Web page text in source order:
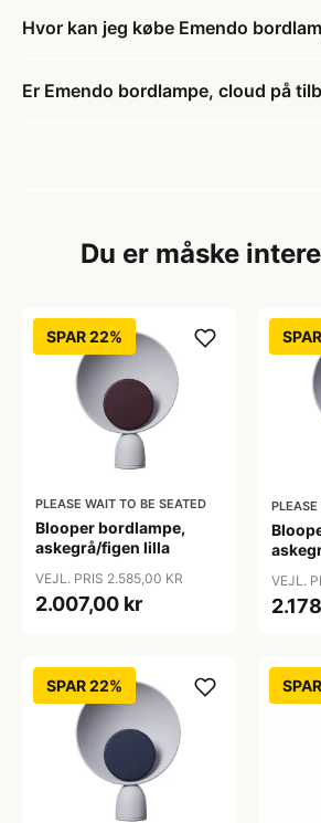
Hvor kan jeg købe Emendo
Er Emendo bordlampe, cloud på
Du er måske
SPAR 22%
PLEASE WAIT TO BE SEATED
Blooper bordlampe,
askegrå/figen lilla
VEJL. PRIS 2.585,00 KR
2.007,00 kr
VEJL.
SPAR 22%